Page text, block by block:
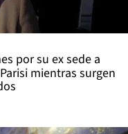
por su ex sede a
mientras surgen